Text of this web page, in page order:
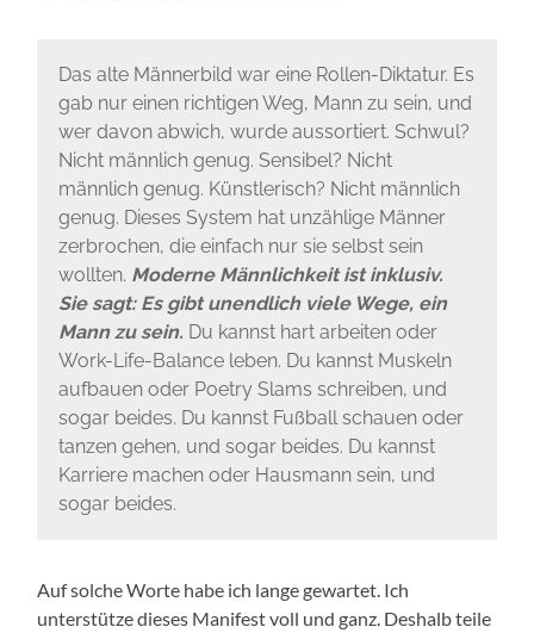
Das alte Männerbild war eine Rollen-Diktatur. Es
gab nur einen richtigen Weg, Mann zu sein, und
wer davon abwich, wurde aussortiert. Schwul?
Nicht männlich genug. Sensibel? Nicht
männlich genug. Künstlerisch? Nicht männlich
genug. Dieses System hat unzählige Männer
zerbrochen, die einfach nur sie selbst sein
wollten. Moderne Männlichkeit ist inklusiv.
Sie sagt: Es gibt unendlich viele Wege, ein
Mann zu sein. Du kannst hart arbeiten oder
Work-Life-Balance leben. Du kannst Muskeln
aufbauen oder Poetry Slams schreiben, und
sogar beides. Du kannst Fußball schauen oder
tanzen gehen, und sogar beides. Du kannst
Karriere machen oder Hausmann sein, und
sogar beides.
Auf solche Worte habe ich lange gewartet. Ich
unterstütze dieses Manifest voll und ganz. Deshalb teile